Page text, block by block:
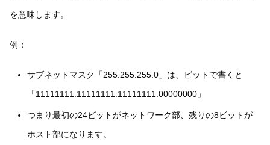
を意味します。
例：
サブネットマスク「255.255.255.0」は、ビットで書くと
「11111111.11111111.11111111.00000000」
つまり最初の24ビットがネットワーク部、残りの8ビットが
ホスト部になります。